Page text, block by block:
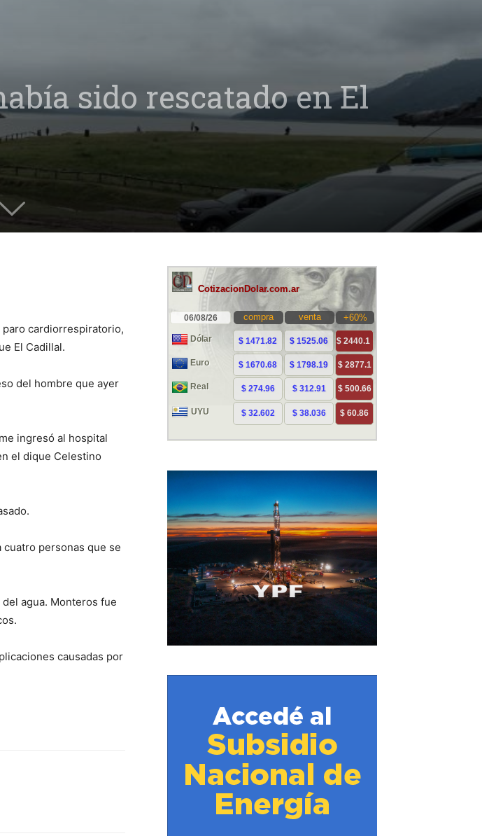
sido rescatado en El
cardiorrespiratorio,
El Cadillal.
del hombre que ayer
ingresó al hospital
el dique Celestino
personas que se
agua. Monteros fue
causadas por